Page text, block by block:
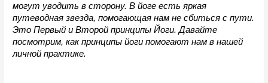
могут уводить в сторону. В йоге есть яркая
путеводная звезда, помогающая нам не сбиться с пути.
Это Первый и Второй принципы Йоги. Давайте
посмотрим, как принципы йоги помогают нам в нашей
личной практике.